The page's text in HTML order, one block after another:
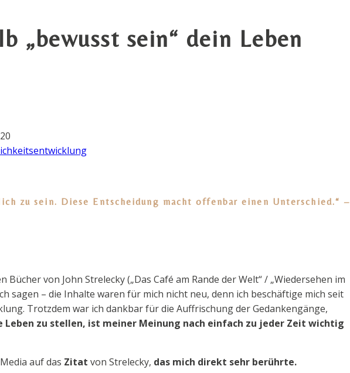
„bewusst sein“ dein Leben
zu sein. Diese Entscheidung macht offenbar einen Unterschied.“ –
von John Strelecky („Das Café am Rande der Welt“ / „Wiedersehen im
sagen – die Inhalte waren für mich nicht neu, denn ich beschäftige mich seit
Trotzdem war ich dankbar für die Auffrischung der Gedankengänge,
Leben zu stellen, ist meiner Meinung nach einfach zu jeder Zeit wichtig
auf das Zitat von Strelecky, das mich direkt sehr berührte.